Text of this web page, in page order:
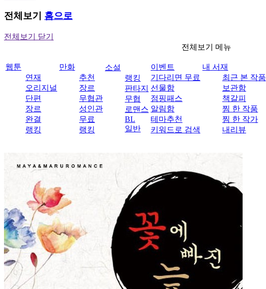
전체보기 홈으로
전체보기 닫기
전체보기 메뉴
웹툰
연재
오리지널
단편
장르
완결
랭킹
만화
추천
장르
무협관
성인관
무료
랭킹
소설
랭킹
판타지
무협
로맨스
BL
일반
이벤트
기다리면 무료
선물함
점핑패스
알림함
테마추천
키워드로 검색
내 서재
최근 본 작품
보관함
책갈피
찜 한 작품
찜 한 작가
내리뷰